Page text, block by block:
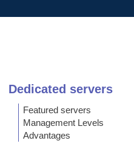
Dedicated servers
Featured servers
Management Levels
Advantages